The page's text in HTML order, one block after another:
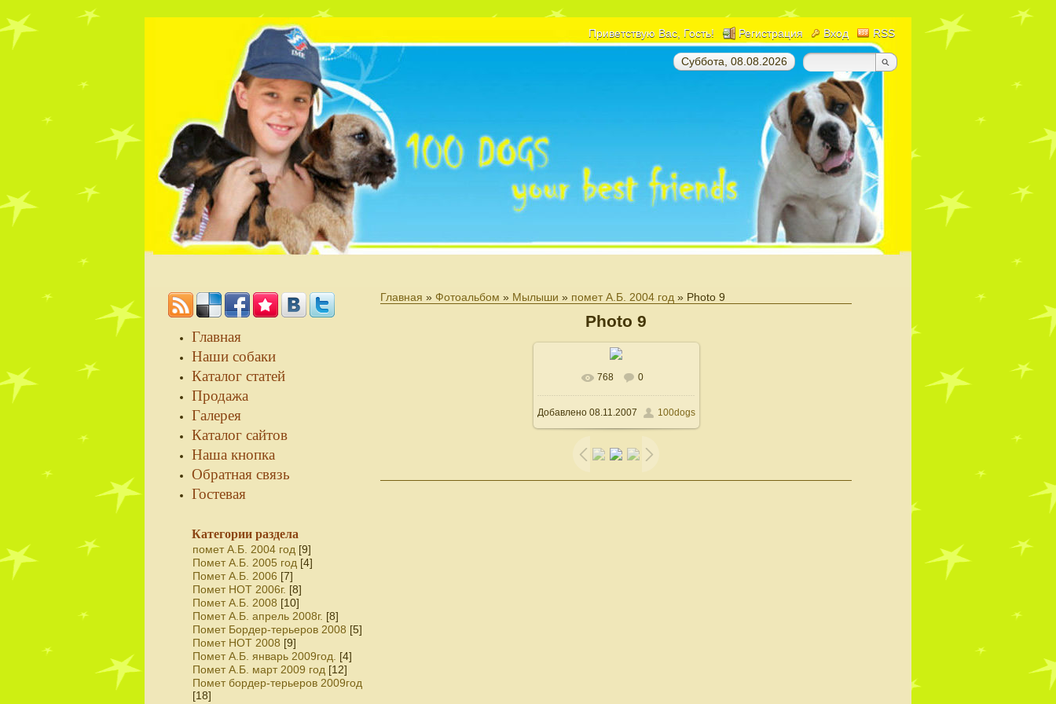
Приветствую Вас , Гость! Регистрация Вход RSS
Суббота, 08.08.2026
Главная » Фотоальбом » Мылыши » помет А.Б. 2004 год » Photo 9
Photo 9
В реальном размере
500x600/ 44.2Kb
768 0
Добавлено08.11.2007 100dogs
Главная
Наши собаки
Каталог статей
Продажа
Галерея
Каталог сайтов
Наша кнопка
Обратная связь
Гостевая
Категории раздела
помет А.Б. 2004 год [9]
Помет А.Б. 2005 год [4]
Помет А.Б. 2006 [7]
Помет НОТ 2006г. [8]
Помет А.Б. 2008 [10]
Помет А.Б. апрель 2008г. [8]
Помет Бордер-терьеров 2008 [5]
Помет НОТ 2008 [9]
Помет А.Б. январь 2009год.
[4]
Помет А.Б. март 2009 год [12]
Помет бордер-терьеров 2009год
[18]